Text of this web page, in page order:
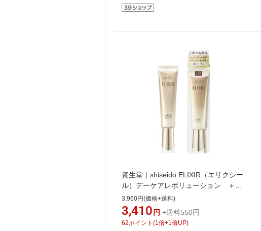
資生堂｜shiseido ELIXIR（エリクシー
ル）デーケアレボリューション ＋
ba(35ml)(医薬部外品)[乳液]
3,960円(価格+送料)
3,410 円 +送料550円
62ポイント (1 倍+1 倍UP)